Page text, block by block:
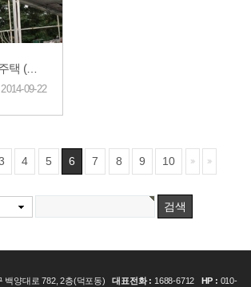
신호동 태양광주택 (신축주택)
2014-09-22
4 5 6 7 8 9 10
백양대로 782, 2층(덕포동)대표전화 : 1688-6712 HP : 010-